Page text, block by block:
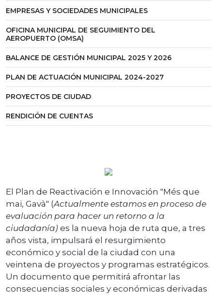
EMPRESAS Y SOCIEDADES MUNICIPALES
OFICINA MUNICIPAL DE SEGUIMIENTO DEL
AEROPUERTO (OMSA)
BALANCE DE GESTIÓN MUNICIPAL 2025 Y 2026
PLAN DE ACTUACIÓN MUNICIPAL 2024-2027
PROYECTOS DE CIUDAD
RENDICIÓN DE CUENTAS
El Plan de Reactivación e Innovación "Més que
mai, Gavà" (Actualmente estamos en proceso de
evaluación para hacer un retorno a la
ciudadanía) es la nueva hoja de ruta que, a tres
años vista, impulsará el resurgimiento
económico y social de la ciudad con una
veintena de proyectos y programas estratégicos.
Un documento que permitirá afrontar las
consecuencias sociales y económicas derivadas